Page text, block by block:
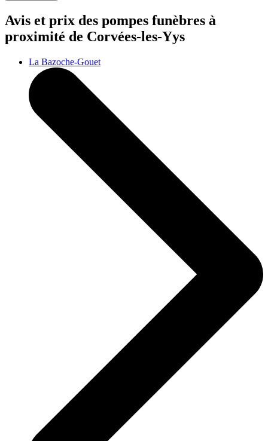
Avis et prix des pompes funèbres à
proximité de Corvées-les-Yys
La Bazoche-Gouet